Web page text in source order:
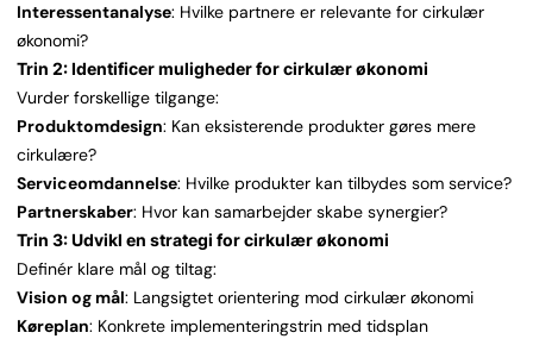
Interessentanalyse: Hvilke partnere er relevante for cirkulær
økonomi?
Trin 2: Identificer muligheder for cirkulær økonomi
Vurder forskellige tilgange:
Produktomdesign: Kan eksisterende produkter gøres mere
cirkulære?
Serviceomdannelse: Hvilke produkter kan tilbydes som service?
Partnerskaber: Hvor kan samarbejder skabe synergier?
Trin 3: Udvikl en strategi for cirkulær økonomi
Definér klare mål og tiltag:
Vision og mål: Langsigtet orientering mod cirkulær økonomi
Køreplan: Konkrete implementeringstrin med tidsplan